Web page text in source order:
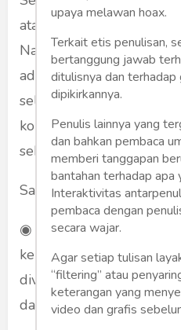
atas, Anda dapat mulai
Namun, perlu diingat
adalah aktivitas yang
selalu lakukan analisis
konsultasikan dengan
sebelum berinvestasi
Saham digolongkan
◉ Saham biasa: Saham
kepada pemegangnya
dividen (bagian dari
dan hak suara dalam
upaya melawan hoax.
Terkait etis penulisan,
bertanggung jawab
ditulisnya dan terhadap
dipikirkannya.
Penulis lainnya yang
dan bahkan pembaca
memberi tanggapan
bantahan terhadap apa
Interaktivitas
pembaca dengan
secara wajar.
Agar setiap tulisan
“filtering” atau
keterangan yang
video dan grafis